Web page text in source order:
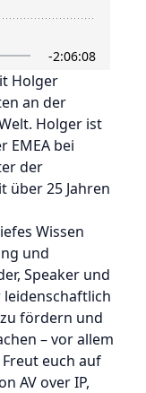
Holger
an der
Holger ist
EMEA bei
der
über 25 Jahren
Wissen
und
Speaker und
leidenschaftlich
fördern und
– vor allem
euch auf
AV over IP,